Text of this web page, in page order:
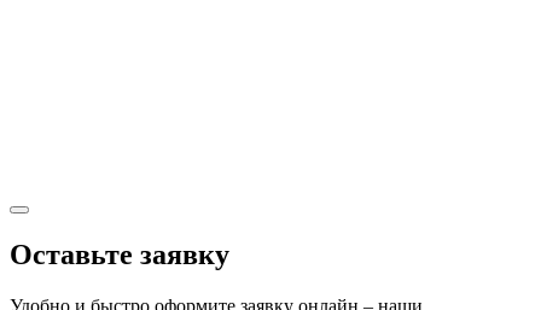
Оставьте заявку
Удобно и быстро оформите заявку онлайн – наши